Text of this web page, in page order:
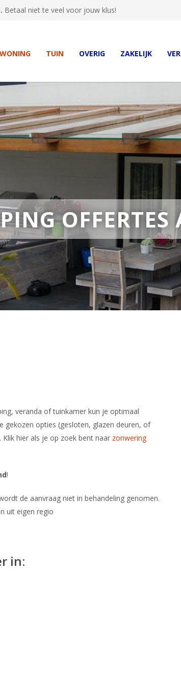
Betaal niet te veel voor jouw klus!
WONING TUIN OVERIG ZAKELIJK
veranda of tuinkamer kun je optimaal
gekozen opties (gesloten, glazen deuren, of
hier als je op zoek bent naar zonwering
!
de aanvraag niet in behandeling genomen.
uit eigen regio
in: